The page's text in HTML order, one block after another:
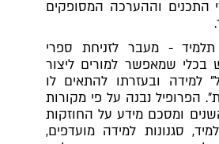
התכנים וההערכה המסופקים
תלמיד - מעבר לזניחת ספרי
בכלי שמאפשר למורים ליצור
למידה ובעזרתו להתאים לו
הפרופיל נבנה על פי מקורות
ומסכם מידע על החוזקות
סגנונות למידה מועדפים,